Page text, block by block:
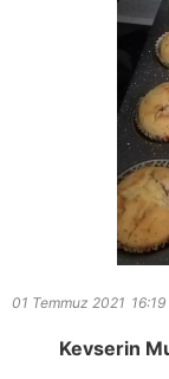
01 Temmuz 2021 16:19
Kevserin